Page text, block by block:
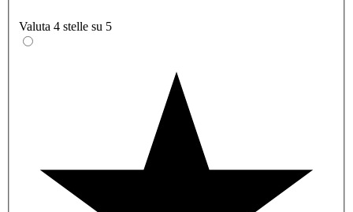
Valuta 4 stelle su 5